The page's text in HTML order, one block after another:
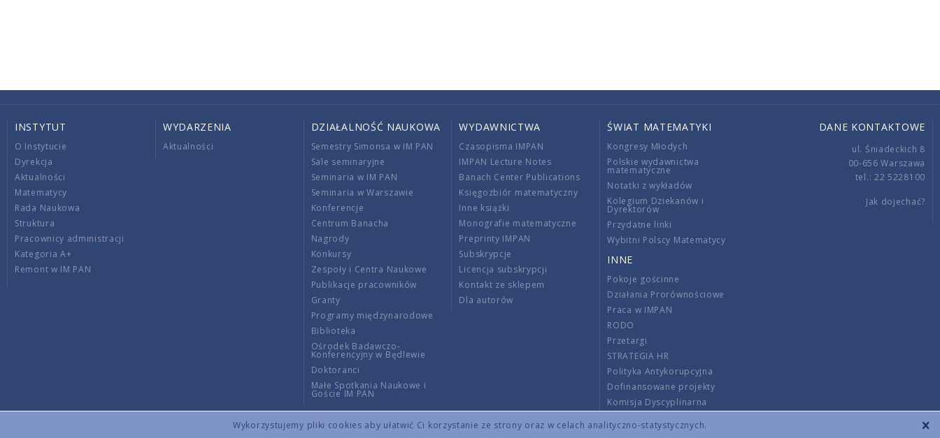
Wykorzystujemy pliki cookies aby ułatwić Ci korzystanie ze strony oraz w celach analityczno-statystycznych.
INSTYTUT
O Instytucie
Dyrekcja
Aktualności
Matematycy
Rada Naukowa
Struktura
Pracownicy administracji
Kategoria A+
Remont w IM PAN
WYDARZENIA
Aktualności
DZIAŁALNOŚĆ NAUKOWA
Semestry Simonsa w IM PAN
Sale seminaryjne
Seminaria w IM PAN
Seminaria w Warszawie
Konferencje
Centrum Banacha
Nagrody
Konkursy
Zespoły i Centra Naukowe
Publikacje pracowników
Granty
Programy międzynarodowe
Biblioteka
Ośrodek Badawczo-
Konferencyjny w Będlewie
Doktoranci
Małe Spotkania Naukowe i
Goście IM PAN
WYDAWNICTWA
Czasopisma IMPAN
IMPAN Lecture Notes
Banach Center Publications
Księgozbiór matematyczny
Inne książki
Monografie matematyczne
Preprinty IMPAN
Subskrypcje
Licencja subskrypcji
Kontakt ze sklepem
Dla autorów
ŚWIAT MATEMATYKI
Kongresy Młodych
Polskie wydawnictwa
matematyczne
Notatki z wykładów
Kolegium Dziekanów i
Dyrektorów
Przydatne linki
Wybitni Polscy Matematycy
INNE
Pokoje gościnne
Działania Prorównościowe
Praca w IMPAN
RODO
Przetargi
STRATEGIA HR
Polityka Antykorupcyjna
Dofinansowane projekty
Komisja Dyscyplinarna
Wnoszenie opłat
DANE KONTAKTOWE
ul. Śniadeckich 8
00-656 Warszawa
tel.: 22 5228100
Jak dojechać?